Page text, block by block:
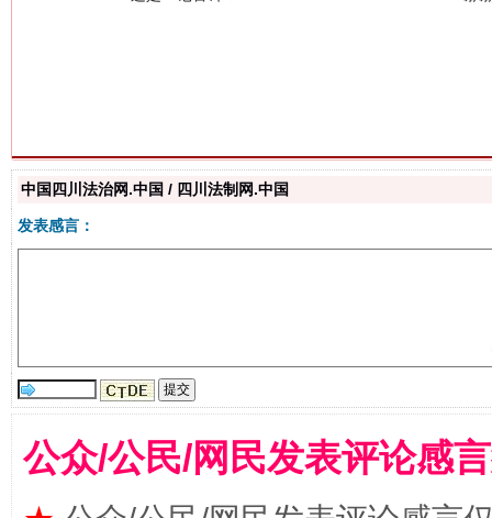
在谋一域中谋全局
今
习近平的博鳌关键词
魏明亮
中国四川法治网.中国 / 四川法制网.中国
发表感言：
公众/公民/网民发表评论感